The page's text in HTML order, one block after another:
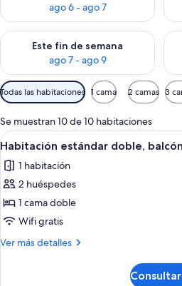
ago 6 - ago 7
Este fin de semana
ago 7 - ago 9
Consulta la disponibilidad para
Filtros
disponibles
para
las
habitaciones
Todas las habitaciones 1 cama 2 camas 3
Se muestran 10 de 10 habitaciones
Abrir
todas
las
fotos
de
Habitación
estándar
1
Habitación estándar doble, balcón
1 habitación
2 huéspedes
1 cama doble
Wifi gratis
Ver más detalles
Más